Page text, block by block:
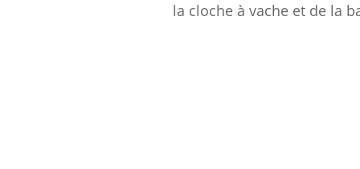
la cloche à vache et de la